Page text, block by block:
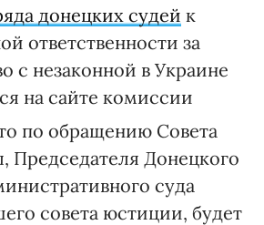
донецких судей к
ответственности за
с незаконной в Украине
на сайте комиссии
по обращению Совета
Председателя Донецкого
суда
совета юстиции, будет